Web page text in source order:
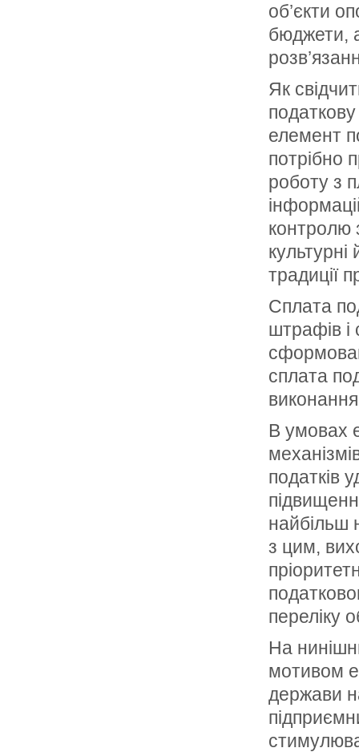
об’єкти
бюджети,
Як
елемент
потрібно
роботу з
контролю
культурні
традиції
Сплата
штрафів і
сплата
В умовах
податків
найбільш
з цим,
переліку
На
мотивом
держави